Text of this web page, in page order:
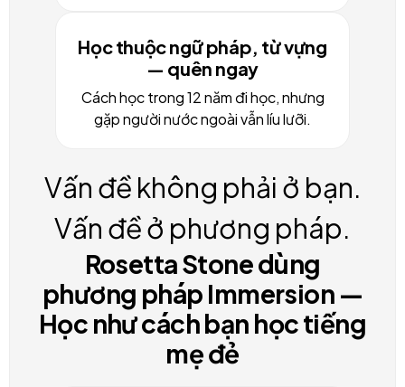
Học thuộc ngữ pháp, từ vựng
— quên ngay
Cách học trong 12 năm đi học, nhưng
gặp người nước ngoài vẫn líu lưỡi.
Vấn đề không phải ở bạn.
Vấn đề ở phương pháp.
Rosetta Stone dùng
phương pháp Immersion —
Học như cách bạn học tiếng
mẹ đẻ